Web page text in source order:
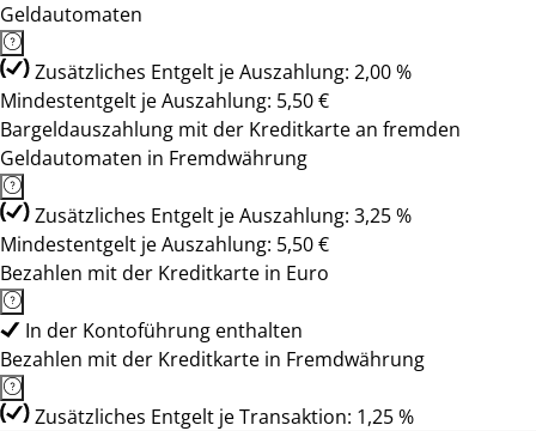
Geldautomaten
Zusätzliches Entgelt je Auszahlung: 2,00 %
Mindestentgelt je Auszahlung: 5,50 €
Bargeldauszahlung mit der Kreditkarte an fremden
Geldautomaten in Fremdwährung
Zusätzliches Entgelt je Auszahlung: 3,25 %
Mindestentgelt je Auszahlung: 5,50 €
Bezahlen mit der Kreditkarte in Euro
In der Kontoführung enthalten
Bezahlen mit der Kreditkarte in Fremdwährung
Zusätzliches Entgelt je Transaktion: 1,25 %